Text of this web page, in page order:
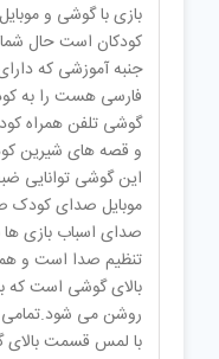
بازی با گوشی و
کودکان است حال شما
جنبه آموزشی که
فارسی هست را به
گوشی تلفن همراه
و قصه های شیرین
این گوشی توانایی
موبایل صدای کودک
صدای اسباب بازی ها
تنظیم صدا است و
بالای گوشی است که
روشن می
با لمس قسمت